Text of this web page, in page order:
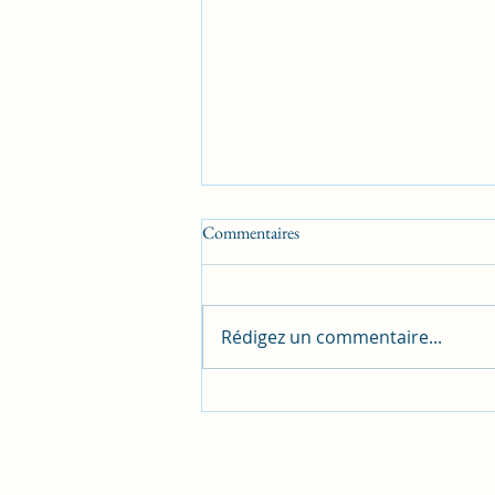
Commentaires
Rédigez un commentaire...